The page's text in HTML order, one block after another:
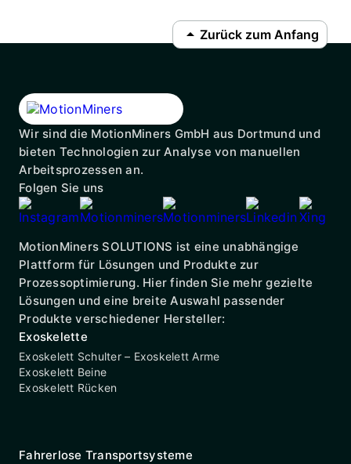
arrow_drop_up Zurück zum Anfang
Wir sind die MotionMiners GmbH aus Dortmund und
bieten Technologien zur Analyse von manuellen
Arbeitsprozessen an.
Folgen Sie uns
MotionMiners SOLUTIONS ist eine unabhängige
Plattform für Lösungen und Produkte zur
Prozessoptimierung. Hier finden Sie mehr gezielte
Lösungen und eine breite Auswahl passender
Produkte verschiedener Hersteller:
Exoskelette
Exoskelett Schulter – Exoskelett Arme
Exoskelett Beine
Exoskelett Rücken
Fahrerlose Transportsysteme